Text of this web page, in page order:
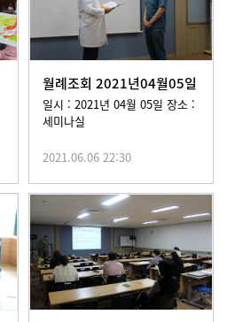
월례조회 2021년04월05일
일시 : 2021년 04월 05일 장소 :
세미나실
2021.06.06 22:30